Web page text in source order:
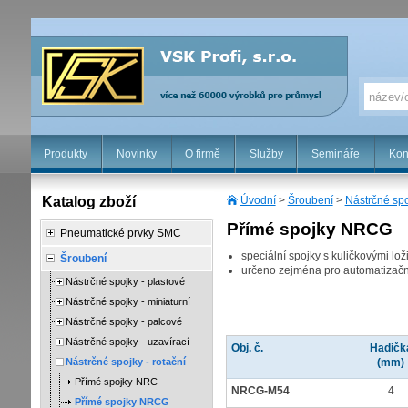
Produkty Novinky O firmě Služby Semináře
Úvodní> Šroubení> Nástrčné
Přímé spojky NRCG
speciální spojky s kuličkovými
určeno zejména pro
Obj. č.
(mm)
NRCG-M54 4
Katalog zboží
Pneumatické prvky SMC
Šroubení
Nástrčné spojky - plastové
Nástrčné spojky - miniaturní
Nástrčné spojky - palcové
Nástrčné spojky - uzavírací
Nástrčné spojky - rotační
Přímé spojky NRC
Přímé spojky NRCG